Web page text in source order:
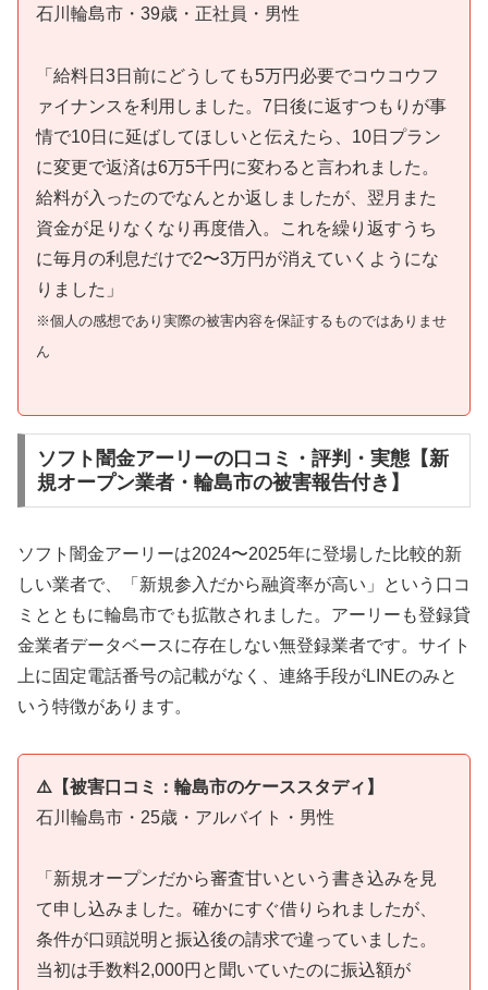
石川輪島市・39歳・正社員・男性
「給料日3日前にどうしても5万円必要でコウコウフ
ァイナンスを利用しました。7日後に返すつもりが事
情で10日に延ばしてほしいと伝えたら、10日プラン
に変更で返済は6万5千円に変わると言われました。
給料が入ったのでなんとか返しましたが、翌月また
資金が足りなくなり再度借入。これを繰り返すうち
に毎月の利息だけで2〜3万円が消えていくようにな
りました」
※個人の感想であり実際の被害内容を保証するものではありませ
ん
ソフト闇金アーリーの口コミ・評判・実態【新
規オープン業者・輪島市の被害報告付き】
ソフト闇金アーリーは2024〜2025年に登場した比較的新
しい業者で、「新規参入だから融資率が高い」という口コ
ミとともに輪島市でも拡散されました。アーリーも登録貸
金業者データベースに存在しない無登録業者です。サイト
上に固定電話番号の記載がなく、連絡手段がLINEのみと
いう特徴があります。
⚠️【被害口コミ：輪島市のケーススタディ】
石川輪島市・25歳・アルバイト・男性
「新規オープンだから審査甘いという書き込みを見
て申し込みました。確かにすぐ借りられましたが、
条件が口頭説明と振込後の請求で違っていました。
当初は手数料2,000円と聞いていたのに振込額が